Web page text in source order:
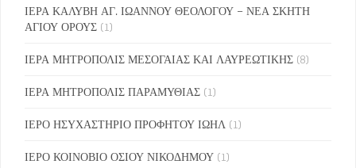
ΙΕΡΑ ΚΑΛΥΒΗ ΑΓ. ΙΩΑΝΝΟΥ ΘΕΟΛΟΓΟΥ – ΝΕΑ ΣΚΗΤΗ
ΑΓΙΟΥ ΟΡΟΥΣ (1)
ΙΕΡΑ ΜΗΤΡΟΠΟΛΙΣ ΜΕΣΟΓΑΙΑΣ ΚΑΙ ΛΑΥΡΕΩΤΙΚΗΣ (8)
ΙΕΡΑ ΜΗΤΡΟΠΟΛΙΣ ΠΑΡΑΜΥΘΙΑΣ (1)
ΙΕΡΟ ΗΣΥΧΑΣΤΗΡΙΟ ΠΡΟΦΗΤΟΥ ΙΩΗΛ (1)
ΙΕΡΟ ΚΟΙΝΟΒΙΟ ΟΣΙΟΥ ΝΙΚΟΔΗΜΟΥ (1)